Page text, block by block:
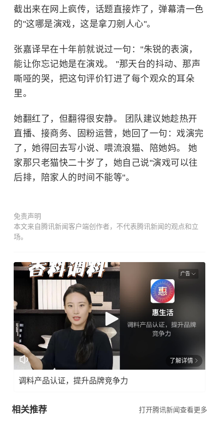
截出来在网上疯传，话题直接炸了，弹幕清一色
的"这哪是演戏，这是拿刀剜人心"。
张嘉译早在十年前就说过一句："朱锐的表演，
能让你忘记她是在演戏。 "那天台的抖动、那声
嘶哑的哭，把这句评价钉进了每个观众的耳朵
里。
她翻红了，但翻得很安静。 团队建议她趁热开
直播、接商务、固粉运营，她回了一句：戏演完
了，她得回去写小说、喂流浪猫、陪她妈。 她
家那只老猫快二十岁了，她自己说"演戏可以往
后排，陪家人的时间不能等"。
免责声明
本文来自腾讯新闻客户端创作者，不代表腾讯新闻的观点和立
场。
广告
了解详情
调料产品认证，提升品牌竞争力
相关推荐 打开腾讯新闻查看更多